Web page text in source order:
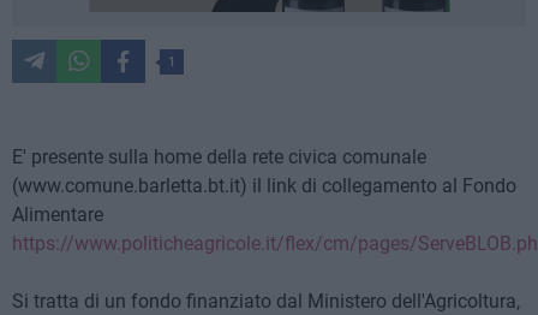
1
E' presente sulla home della rete civica comunale
(www.comune.barletta.bt.it) il link di collegamento al Fondo
Alimentare
https://www.politicheagricole.it/flex/cm/pages/
Si tratta di un fondo finanziato dal Ministero dell'Agricoltura,